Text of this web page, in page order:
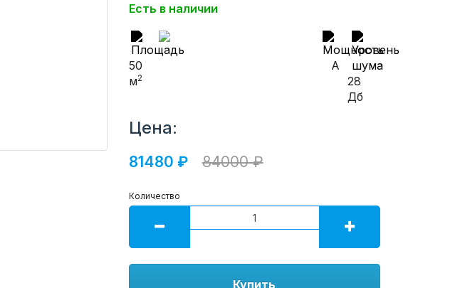
Есть в наличии
50
м2
A
28
Дб
Цена:
81480 ₽ 84000 ₽
Количество
Купить